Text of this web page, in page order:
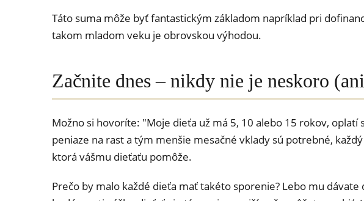
Táto suma môže byť fantastickým základom napríklad pri
takom mladom veku je obrovskou výhodou.
Začnite dnes – nikdy nie je neskoro
Možno si hovoríte: "Moje dieťa už má 5, 10 alebo 15 rokov, oplatí
peniaze na rast a tým menšie mesačné vklady sú potrebné,
ktorá vášmu dieťaťu pomôže.
Prečo by malo každé dieťa mať takéto sporenie? Lebo mu